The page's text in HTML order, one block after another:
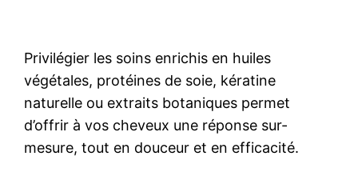
Privilégier les soins enrichis en huiles
végétales, protéines de soie, kératine
naturelle ou extraits botaniques permet
d’offrir à vos cheveux une réponse sur-
mesure, tout en douceur et en efficacité.